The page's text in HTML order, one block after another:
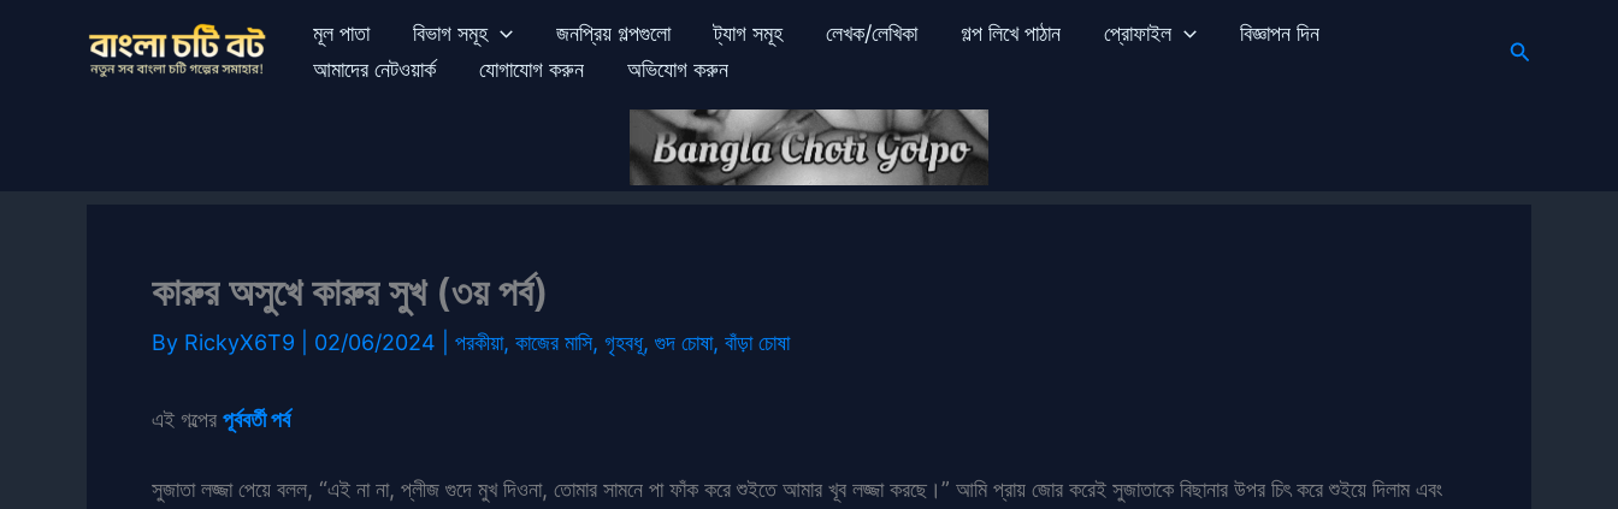
মূল পাতা বিভাগ সমূহ জনপ্রিয় গল্পগুলো ট্যাগ সমূহ লেখক/লেখিকা গল্প লিখে পাঠান প্রোফাইল
বিজ্ঞাপন দিন
আমাদের নেটওয়ার্ক
যোগাযোগ করুন অভিযোগ করুন
Search
কারুর অসুখে কারুর সুখ (৩য় পর্ব)
By RickyX6T9 02/06/2024 পরকীয়া, কাজের মাসি, গৃহবধূ, গুদ চোষা, বাঁড়া চোষা
এই গল্পের পূর্ববর্তী পর্ব
সুজাতা লজ্জা পেয়ে বলল, “এই না না, প্লীজ গুদে মুখ দিওনা, তোমার সামনে পা ফাঁক করে শুইতে আমার খূব লজ্জা করছে।” আমি প্রায় জোর করেই সুজাতাকে বিছানার উপর চিৎ করে শুইয়ে দিলাম এবং